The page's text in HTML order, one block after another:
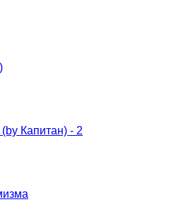
Капитан) - 2